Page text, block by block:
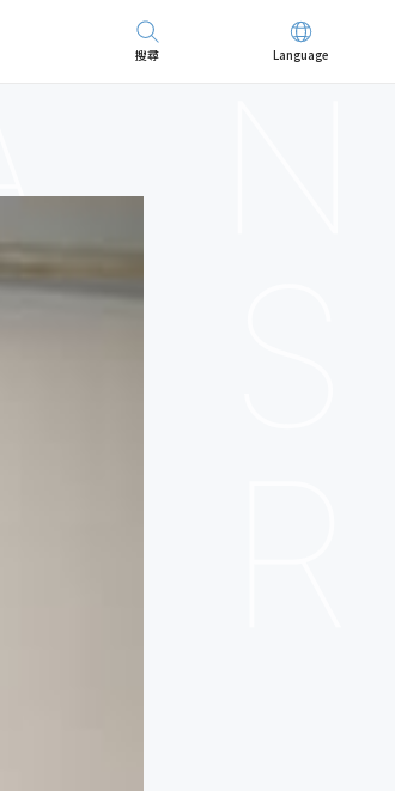
搜尋 Language